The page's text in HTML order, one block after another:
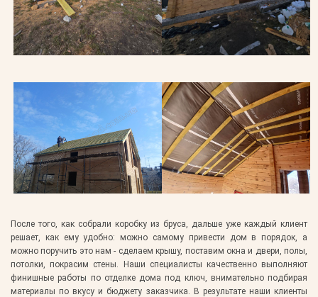
После того, как собрали коробку из бруса, дальше уже каждый клиент
решает, как ему удобно: можно самому привести дом в порядок, а
можно поручить это нам - сделаем крышу, поставим окна и двери, полы,
потолки, покрасим стены. Наши специалисты качественно выполняют
финишные работы по отделке дома под ключ, внимательно подбирая
материалы по вкусу и бюджету заказчика. В результате наши клиенты